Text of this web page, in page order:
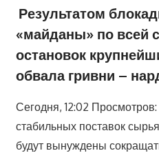
Результатом
«майданы» по всей
остановок
обвала гривни –
Сегодня, 12:02
стабильных поставок
будут вынуждены